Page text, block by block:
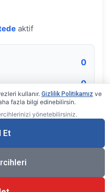
aktif
0
0
sayaç
kullanır. Gizlilik Politikamız ve
fazla bilgi edinebilirsin.
yönetebilirsiniz.
Et